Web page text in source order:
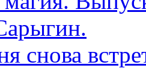
снова